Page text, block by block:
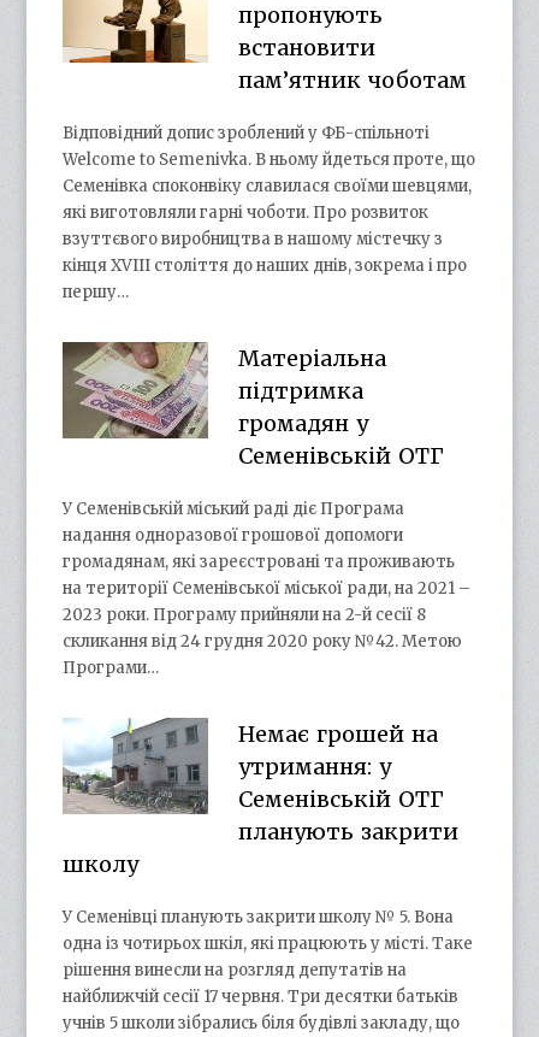
пропонують
встановити
пам’ятник чоботам
Відповідний допис зроблений у ФБ-спільноті
Welcome to Semenivka. В ньому йдеться проте, що
Семенівка споконвіку славилася своїми шевцями,
які виготовляли гарні чоботи. Про розвиток
взуттєвого виробництва в нашому містечку з
кінця XVIII століття до наших днів, зокрема і про
першу…
Матеріальна
підтримка
громадян у
Семенівській ОТГ
У Семенівській міський раді діє Програма
надання одноразової грошової допомоги
громадянам, які зареєстровані та проживають
на території Семенівської міської ради, на 2021 –
2023 роки. Програму прийняли на 2-й сесії 8
скликання від 24 грудня 2020 року №42. Метою
Програми…
Немає грошей на
утримання: у
Семенівській ОТГ
планують закрити
школу
У Семенівці планують закрити школу № 5. Вона
одна із чотирьох шкіл, які працюють у місті. Таке
рішення винесли на розгляд депутатів на
найближчій сесії 17 червня. Три десятки батьків
учнів 5 школи зібрались біля будівлі закладу, що